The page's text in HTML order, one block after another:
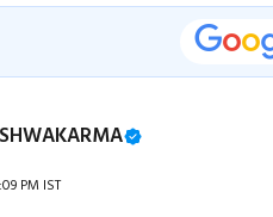
PM IST